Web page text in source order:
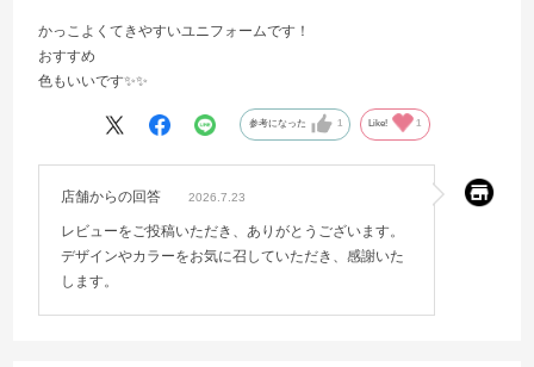
かっこよくてきやすいユニフォームです！
おすすめ
色もいいです✨✨
参考になった 1 Like! 1
店舗からの回答 2026.7.23
レビューをご投稿いただき、ありがとうございます。
デザインやカラーをお気に召していただき、感謝いた
します。